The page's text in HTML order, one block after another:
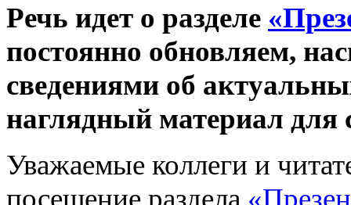
Речь идет о разделе
постоянно обновляем,
сведениями об
наглядный материал для
Уважаемые коллеги и
посещение раздела